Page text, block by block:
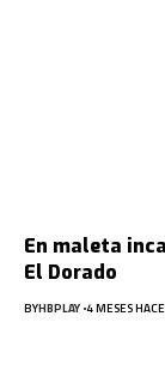
En maleta
El Dorado
BYHBPLAY 4 MESES HACE